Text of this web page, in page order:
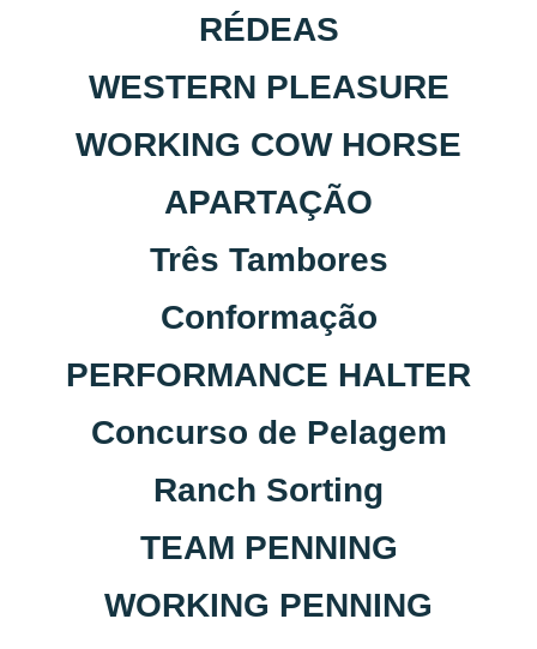
RÉDEAS
WESTERN PLEASURE
WORKING COW HORSE
APARTAÇÃO
Três Tambores
Conformação
PERFORMANCE HALTER
Concurso de Pelagem
Ranch Sorting
TEAM PENNING
WORKING PENNING